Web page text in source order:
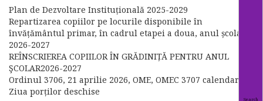
Plan de Dezvoltare Instituțională 2025-2029
Repartizarea copiilor pe locurile disponibile în
învățământul primar, în cadrul etapei a doua, anul școlar
2026-2027
REÎNSCRIEREA COPIILOR ÎN GRĂDINIȚĂ PENTRU ANUL
ŞCOLAR2026-2027
Ordinul 3706, 21 aprilie 2026, OME, OMEC 3707 calendar
Ziua porților deschise